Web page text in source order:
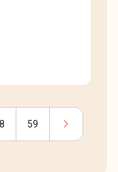
59 chevron_right